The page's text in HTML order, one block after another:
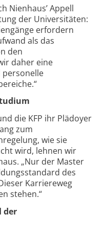
Nienhaus’ Appell
der Universitäten:
erfordern
als das
den
daher eine
personelle
die KFP ihr Plädoyer
zum
wie sie
wird, lehnen wir
„Nur der Master
des
Karriereweg
stehen.“
der